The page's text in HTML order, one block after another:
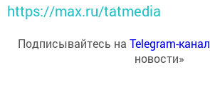
https://max.ru/tatmedia
Подписывайтесь на Telegram-канал
новости»